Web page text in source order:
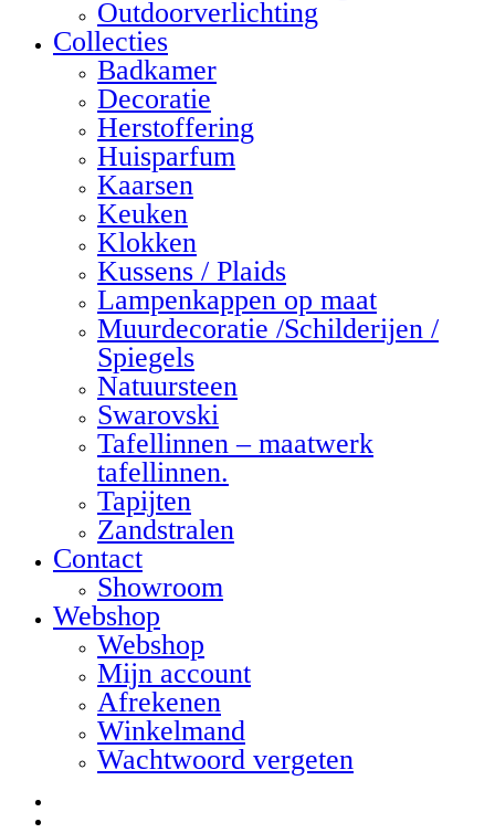
Outdoorverlichting
Collecties
Badkamer
Decoratie
Herstoffering
Huisparfum
Kaarsen
Keuken
Klokken
Kussens / Plaids
Lampenkappen op maat
Muurdecoratie /Schilderijen /
Spiegels
Natuursteen
Swarovski
Tafellinnen – maatwerk
tafellinnen.
Tapijten
Zandstralen
Contact
Showroom
Webshop
Webshop
Mijn account
Afrekenen
Winkelmand
Wachtwoord vergeten